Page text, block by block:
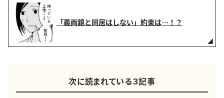
「義両親と同居はしない」約束は…！？
次に読まれている３記事